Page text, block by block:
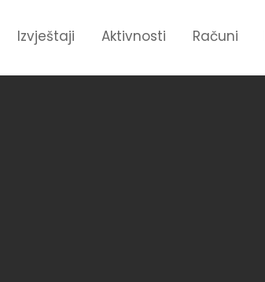
Izvještaji Aktivnosti Računi